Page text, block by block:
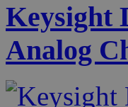
Keysight
Analog